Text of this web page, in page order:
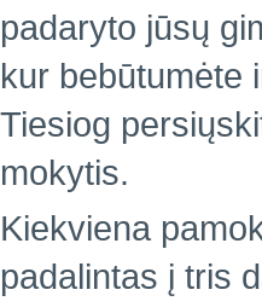
padaryto jūsų
kur bebūtumėte
Tiesiog
mokytis.
Kiekviena
padalintas į tris